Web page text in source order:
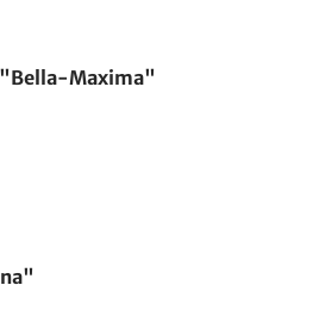
Maxima"